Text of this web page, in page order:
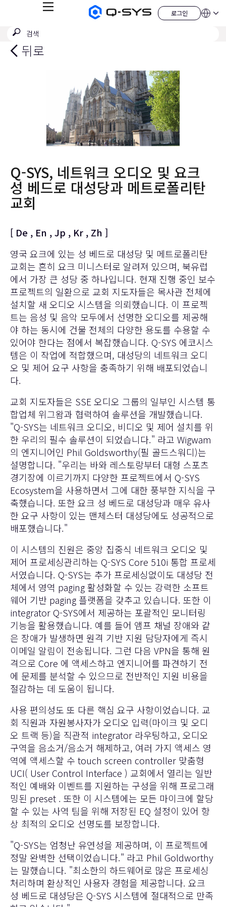
Q-
페
이
지
메
로그인
로
그
언
QSYS.com (English)
India (English)
Deutsch
검
제
뒤로
Q-SYS, 네트워크 오디오 및 요크
성 베드로 대성당과 메트로폴리탄
교회
[ De , En ,Jp , Kr , Zh ]
영국 요크에 있는 성 베드로 대성당 및 메트로폴리탄
교회는 흔히 요크 미니스터로 알려져 있으며, 북유럽
에서 가장 큰 성당 중 하나입니다. 현재 진행 중인 보수
프로젝트의 일환으로 교회 지도자들은 목사관 전체에
설치할 새 오디오 시스템을 의뢰했습니다. 이 프로젝
트는 음성 및 음악 모두에서 선명한 오디오를 제공해
야 하는 동시에 건물 전체의 다양한 용도를 수용할 수
있어야 한다는 점에서 복잡했습니다. Q-SYS 에코시스
템은 이 작업에 적합했으며, 대성당의 네트워크 오디
오 및 제어 요구 사항을 충족하기 위해 배포되었습니
다.
교회 지도자들은 SSE 오디오 그룹의 일부인 시스템 통
합업체 위그왐과 협력하여 솔루션을 개발했습니다.
"Q-SYS는 네트워크 오디오, 비디오 및 제어 설치를 위
한 우리의 필수 솔루션이 되었습니다." 라고 Wigwam
의 엔지니어인 Phil Goldsworthy(필 골드스워디)는
설명합니다. "우리는 바와 레스토랑부터 대형 스포츠
경기장에 이르기까지 다양한 프로젝트에서 Q-SYS
Ecosystem을 사용하면서 그에 대한 풍부한 지식을 구
축했습니다. 또한 요크 성 베드로 대성당과 매우 유사
한 요구 사항이 있는 맨체스터 대성당에도 성공적으로
배포했습니다."
이 시스템의 진원은 중앙 집중식 네트워크 오디오 및
제어 프로세싱관리하는 Q-SYS Core 510i 통합 프로세
서였습니다. Q-SYS는 추가 프로세싱없이도 대성당 전
체에서 영역 paging 활성화할 수 있는 강력한 소프트
웨어 기반 paging 플랫폼을 갖추고 있습니다. 또한 이
integrator Q-SYS에서 제공하는 포괄적인 모니터링
기능을 활용했습니다. 예를 들어 앰프 채널 장애와 같
은 장애가 발생하면 원격 기반 지원 담당자에게 즉시
이메일 알림이 전송됩니다. 그런 다음 VPN을 통해 원
격으로 Core 에 액세스하고 엔지니어를 파견하기 전
에 문제를 분석할 수 있으므로 전반적인 지원 비용을
절감하는 데 도움이 됩니다.
사용 편의성도 또 다른 핵심 요구 사항이었습니다. 교
회 직원과 자원봉사자가 오디오 입력(마이크 및 오디
오 트랙 등)을 직관적 integrator 라우팅하고, 오디오
구역을 음소거/음소거 해제하고, 여러 가지 액세스 영
역에 액세스할 수 touch screen controller 맞춤형
UCI( User Control Interface ) 교회에서 열리는 일반
적인 예배와 이벤트를 지원하는 구성을 위해 프로그래
밍된 preset . 또한 이 시스템에는 모든 마이크에 할당
할 수 있는 사역 팀을 위해 저장된 EQ 설정이 있어 항
상 최적의 오디오 선명도를 보장합니다.
"Q-SYS는 엄청난 유연성을 제공하며, 이 프로젝트에
정말 완벽한 선택이었습니다." 라고 Phil Goldworthy
는 말했습니다. "최소한의 하드웨어로 많은 프로세싱
처리하며 환상적인 사용자 경험을 제공합니다. 요크
성 베드로 대성당은 Q-SYS 시스템에 절대적으로 만족